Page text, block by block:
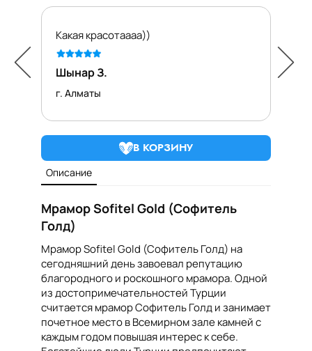
В КОРЗИНУ
Какая красотаааа))
Шынар З.
г. Алматы
Надежда
Описание
Мрамор Sofitel Gold (Софитель
Голд)
Мрамор Sofitel Gold (Софитель Голд) на
сегодняшний день завоевал репутацию
благородного и роскошного мрамора. Одной
из достопримечательностей Турции
считается мрамор Софитель Голд и занимает
почетное место в Всемирном зале камней с
каждым годом повышая интерес к себе.